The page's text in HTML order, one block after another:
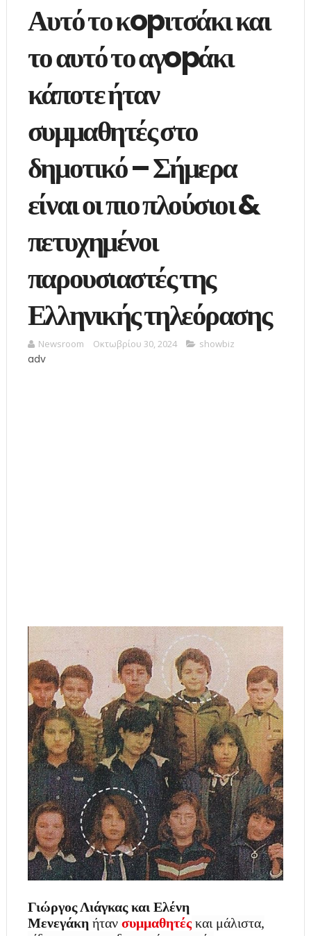
Αυτό το κopιτσάκι και
το αυτό το αγopάκι
κάποτε ήταν
συμμαθητές στο
δημοτικό – Σήμερα
είναι οι πιο πλούσιοι &
πετυχημένοι
παρουσιαστές της
Ελληνικής τηλεόρασης
Newsroom Οκτωβρίου 30, 2024 showbiz
adv
Γιώργος Λιάγκας και Ελένη
Μενεγάκη ήταν συμμαθητές και μάλιστα,